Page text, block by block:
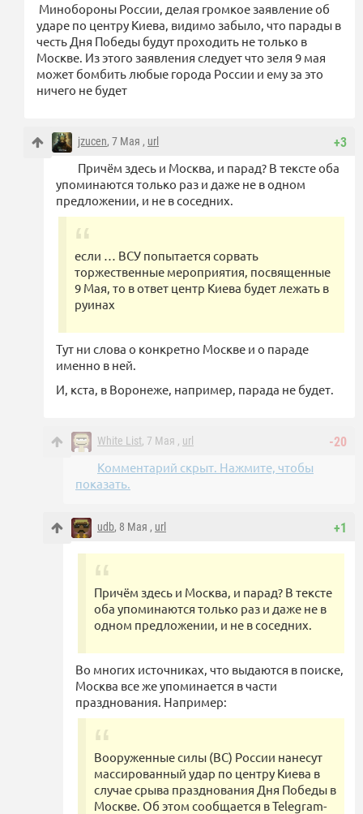
Минобороны России, делая громкое заявление об
ударе по центру Киева, видимо забыло, что парады в
честь Дня Победы будут проходить не только в
Москве. Из этого заявления следует что зеля 9 мая
может бомбить любые города России и ему за это
ничего не будет
+3
jzucen, 7 Мая , url
Причём здесь и Москва, и парад? В тексте оба
упоминаются только раз и даже не в одном
предложении, и не в соседних.
если … ВСУ попытается сорвать
торжественные мероприятия, посвященные
9 Мая, то в ответ центр Киева будет лежать в
руинах
Тут ни слова о конкретно Москве и о параде
именно в ней.
И, кста, в Воронеже, например, парада не будет.
-20
White List, 7 Мая , url
Комментарий скрыт. Нажмите, чтобы
показать.
+1
udb, 8 Мая , url
Причём здесь и Москва, и парад? В тексте
оба упоминаются только раз и даже не в
одном предложении, и не в соседних.
Во многих источниках, что выдаются в поиске,
Москва все же упоминается в части
празднования. Например:
Вооруженные силы (ВС) России нанесут
массированный удар по центру Киева в
случае срыва празднования Дня Победы в
Москве. Об этом сообщается в Telegram-